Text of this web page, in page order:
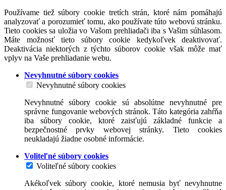
Používame tiež súbory cookie tretích strán, ktoré nám pomáhajú
analyzovať a porozumieť tomu, ako používate túto webovú stránku.
Tieto cookies sa uložia vo Vašom prehliadači iba s Vašim súhlasom.
Máte možnosť tieto súbory cookie kedykoľvek deaktivovať.
Deaktivácia niektorých z týchto súborov cookie však môže mať
vplyv na Vaše prehliadanie webu.
Nevyhnutné súbory cookies
Nevyhnutné súbory cookies
Nevyhnutné súbory cookie sú absolútne nevyhnutné pre
správne fungovanie webových stránok. Táto kategória zahŕňa
iba súbory cookie, ktoré zaisťujú základné funkcie a
bezpečnostné prvky webovej stránky. Tieto cookies
neukladajú žiadne osobné informácie.
Voliteľné súbory cookies
Voliteľné súbory cookies
Akékoľvek súbory cookie, ktoré nemusia byť nevyhnutne